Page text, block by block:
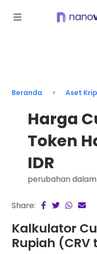
Beranda Aset
Harga
Token
IDR
perubahan
Share:
Kalkulator
Rupiah (CRV